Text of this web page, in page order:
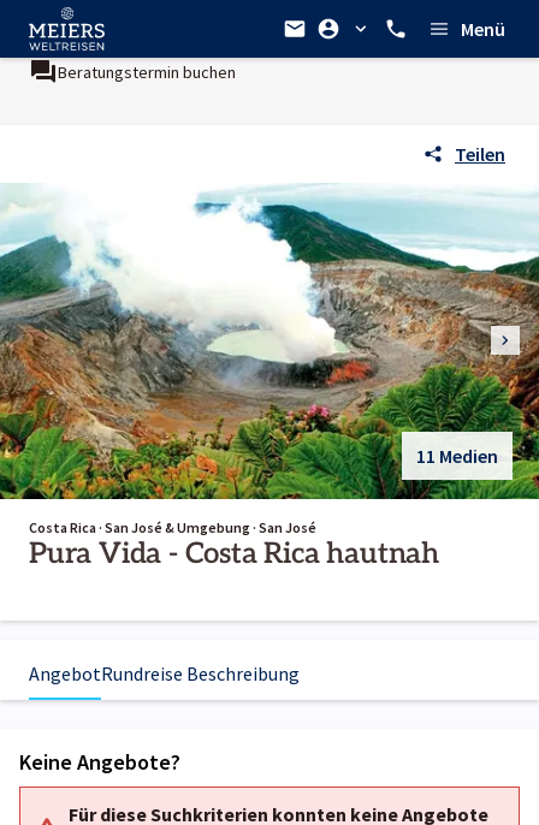
Menü
Beratungstermin buchen
Teilen
11 Medien
Costa Rica · San José & Umgebung · San José
Pura Vida - Costa Rica hautnah
AngebotRundreise Beschreibung
Keine Angebote?
Für diese Suchkriterien konnten keine Angebote